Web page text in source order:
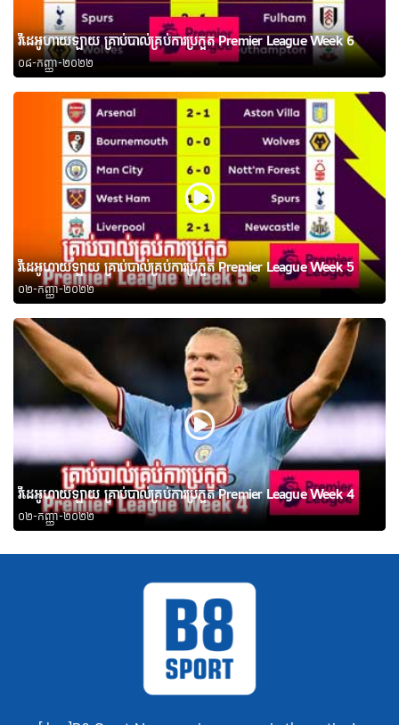
វីដេអូហាយឡាយ គ្រាប់បាល់គ្រប់ការប្រកួត Premier League Week 6
០៨-កញ្ញា-២០២២
វីដេអូហាយឡាយ គ្រាប់បាល់គ្រប់ការប្រកួត Premier League Week 5
០២-កញ្ញា-២០២២
វីដេអូហាយឡាយ គ្រាប់បាល់គ្រប់ការប្រកួត Premier League Week 4
០២-កញ្ញា-២០២២